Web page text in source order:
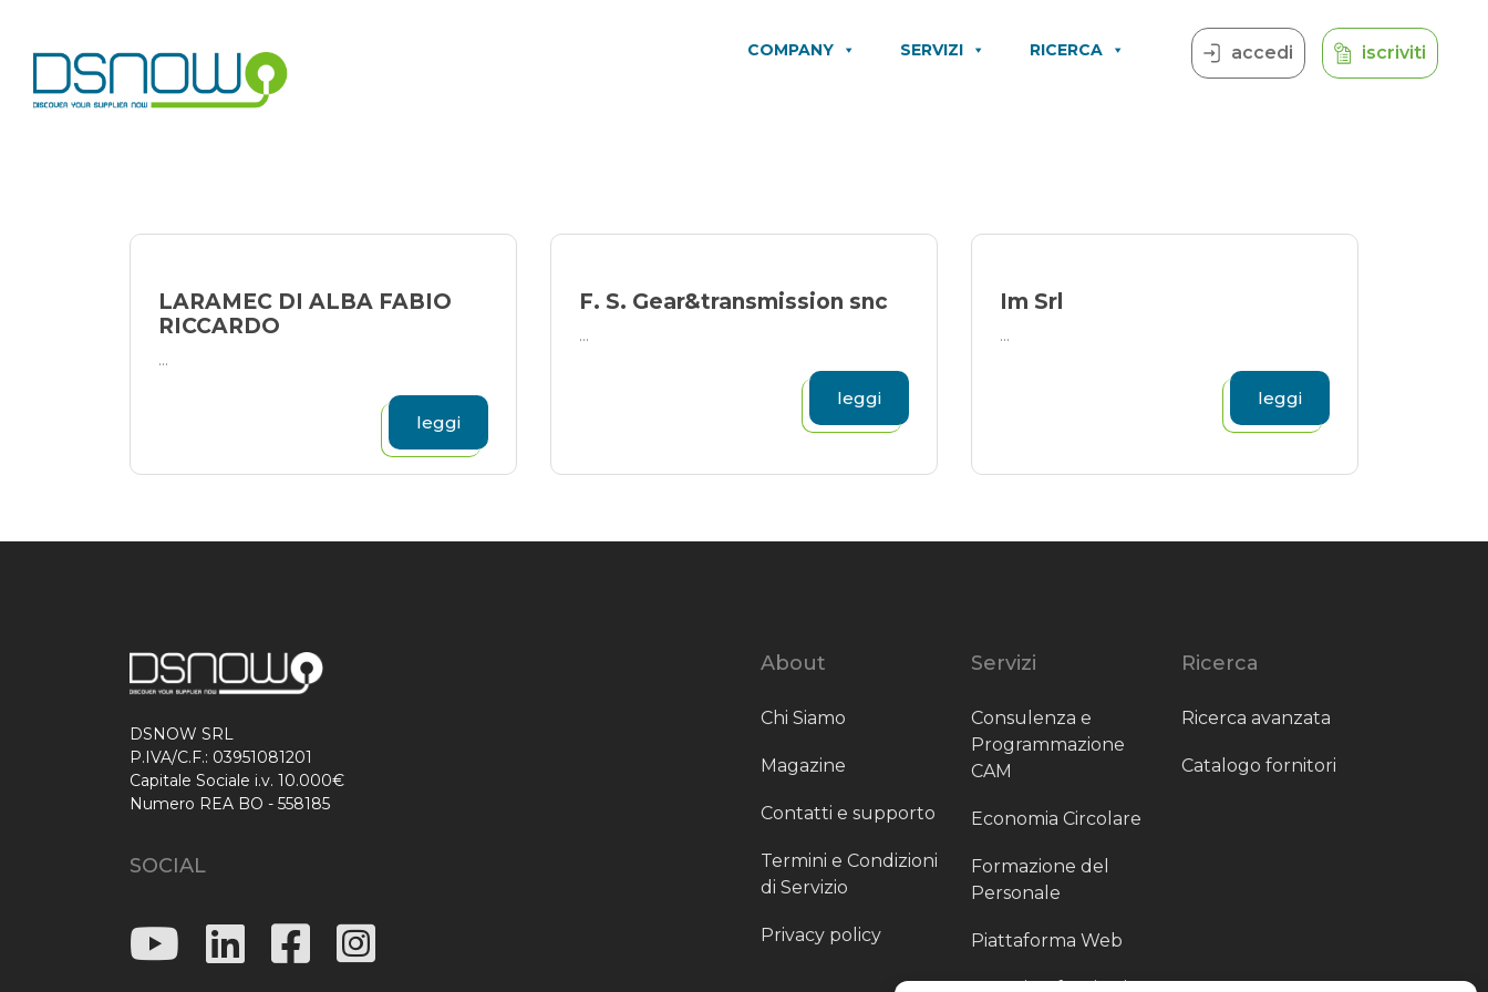
content
COMPANY SERVIZI RICERCA accedi iscriviti
LARAMEC DI ALBA FABIO
RICCARDO
...
leggi
F. S. Gear&transmission snc
...
leggi
Im Srl
...
leggi
DSNOW SRL
P.IVA/C.F.: 03951081201
Capitale Sociale i.v. 10.000€
Numero REA BO - 558185
SOCIAL
About
Chi Siamo
Magazine
Contatti e supporto
Termini e Condizioni
di Servizio
Privacy policy
Servizi
Consulenza e
Programmazione
CAM
Economia Circolare
Formazione del
Personale
Piattaforma Web
Ricerca
Ricerca avanzata
Catalogo fornitori